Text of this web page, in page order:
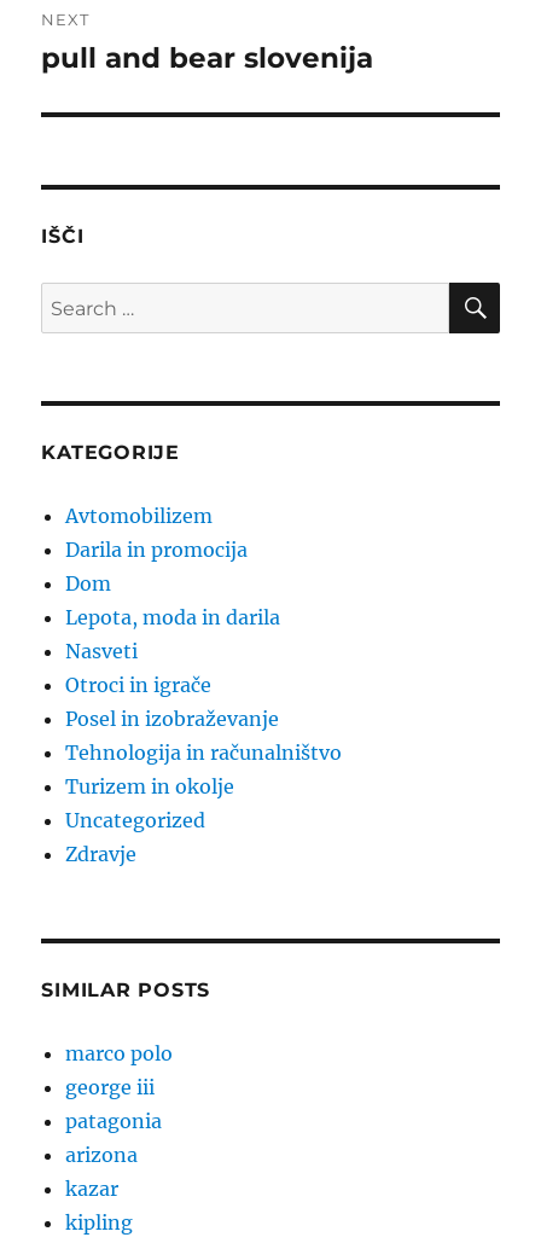
NEXT
Next
pull and bear slovenija
IŠČI
Search
for:
KATEGORIJE
Avtomobilizem
Darila in promocija
Dom
Lepota, moda in darila
Nasveti
Otroci in igrače
Posel in izobraževanje
Tehnologija in računalništvo
Turizem in okolje
Uncategorized
Zdravje
SIMILAR POSTS
marco polo
george iii
patagonia
arizona
kazar
kipling